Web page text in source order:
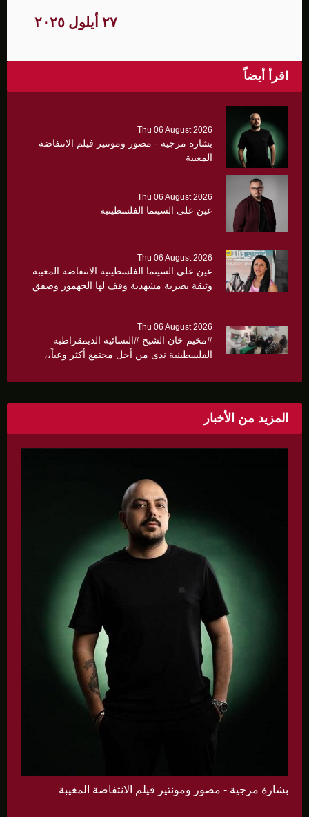
٢٧ أيلول ٢٠٢٥
اقرأ أيضاً
Thu 06 August 2026
بشارة مرجية - مصور ومونتير فيلم الانتفاضة
المغيبة
Thu 06 August 2026
عين على السينما الفلسطينية
Thu 06 August 2026
عين على السينما الفلسطينية الانتفاضة المغيبة
وثيقة بصرية مشهدية وقف لها الجهمور وصفق
Thu 06 August 2026
#مخيم خان الشيح #النسائية الديمقراطية
الفلسطينية ندى من أجل مجتمع أكثر وعياً،،
بروشورات توعوية على سيدات الحي.
المزيد من الأخبار
بشارة مرجية - مصور ومونتير فيلم الانتفاضة المغيبة